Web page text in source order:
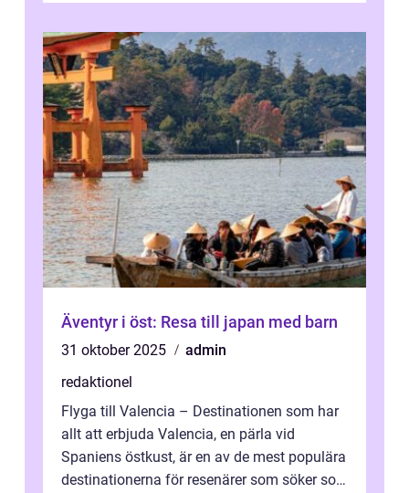
Äventyr i öst: Resa till japan med barn
31 oktober 2025
admin
redaktionel
Flyga till Valencia – Destinationen som har
allt att erbjuda Valencia, en pärla vid
Spaniens östkust, är en av de mest populära
destinationerna för resenärer som söker sol,